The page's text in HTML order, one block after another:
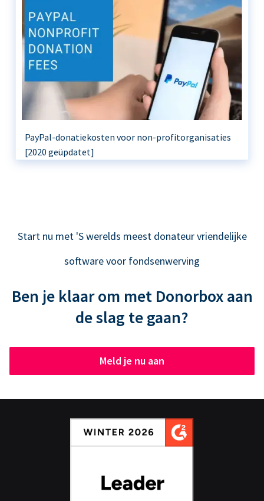
PayPal-donatiekosten voor non-profitorganisaties
[2020 geüpdatet]
Start nu met 'S werelds meest donateur vriendelijke
software voor fondsenwerving
Ben je klaar om met Donorbox aan
de slag te gaan?
Meld je nu aan